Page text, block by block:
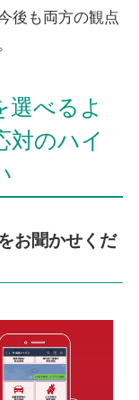
後も両方の観点
選べるよ
対のハイ
お聞かせくだ